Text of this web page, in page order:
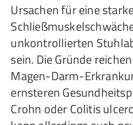
Ursachen für eine
unkontrollierten
sein. Die Gründe
Magen-Darm-
ernsteren
Crohn oder Colitis